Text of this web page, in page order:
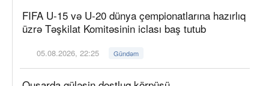
FIFA U-15 və U-20 dünya çempionatlarına hazırlıq
üzrə Təşkilat Komitəsinin iclası baş tutub
05.08.2026, 22:25 Gündəm